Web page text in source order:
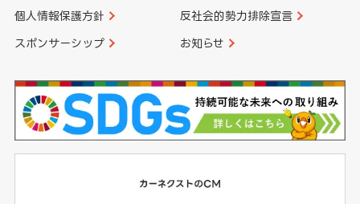
個人情報保護方針 反社会的勢力排除宣言
スポンサーシップ お知らせ